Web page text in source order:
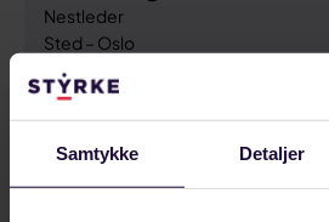
Samtykke Detaljer
Nestleder
Sted – Oslo
Arbeidsutvalget (AU)
Tlf:954 53 431
E-post:
henning.skau@styrke.no